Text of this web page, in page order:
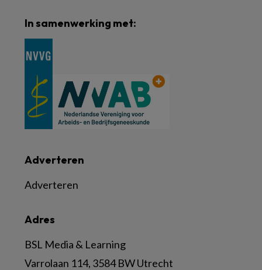
Adres
BSL Media & Learning
Varrolaan 114, 3584 BW Utrecht
Adverteren
Adverteren
In samenwerking met: